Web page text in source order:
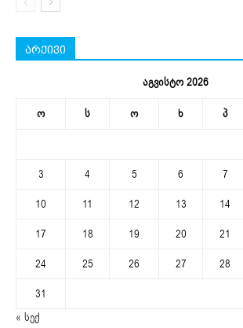
არქივი
აგვისტო 2026
ო ს ო ხ პ
3
4 5 6 7
10
11 12 13 14
17
18 19 20 21
24
25 26 27 28
31
« სექ